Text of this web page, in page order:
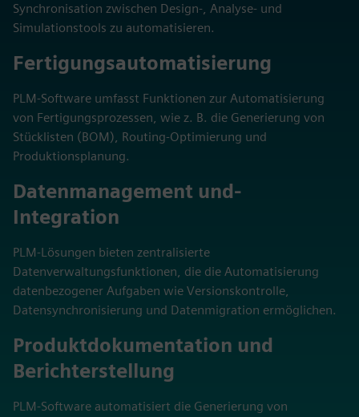
Synchronisation zwischen Design-, Analyse- und
Simulationstools zu automatisieren.
Fertigungsautomatisierung
PLM-Software umfasst Funktionen zur Automatisierung
von Fertigungsprozessen, wie z. B. die Generierung von
Stücklisten (BOM), Routing-Optimierung und
Produktionsplanung.
Datenmanagement und-
Integration
PLM-Lösungen bieten zentralisierte
Datenverwaltungsfunktionen, die die Automatisierung
datenbezogener Aufgaben wie Versionskontrolle,
Datensynchronisierung und Datenmigration ermöglichen.
Produktdokumentation und
Berichterstellung
PLM-Software automatisiert die Generierung von